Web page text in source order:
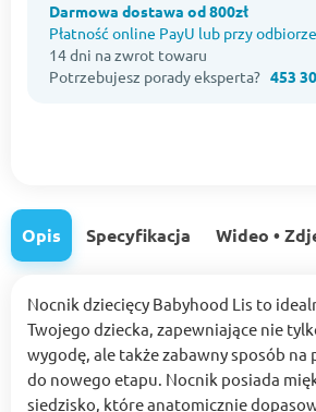
Darmowa dostawa od 800zł
Płatność online PayU lub przy odbiorze
14 dni na zwrot towaru
Potrzebujesz porady eksperta? 453
Opis Specyfikacja Wideo •
Nocnik dziecięcy Babyhood Lis to
Twojego dziecka, zapewniające nie
wygodę, ale także zabawny sposób na
do nowego etapu. Nocnik posiada
siedzisko, które anatomicznie